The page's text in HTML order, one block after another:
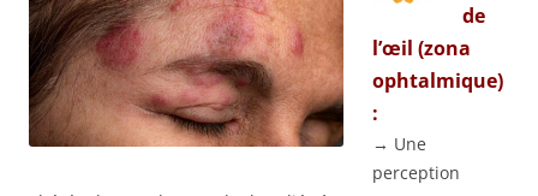
de
l’œil (zona
ophtalmique)
:
→ Une
perception